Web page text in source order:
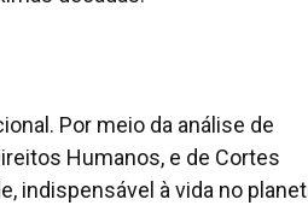
Por meio da análise de
Humanos, e de Cortes
indispensável à vida no